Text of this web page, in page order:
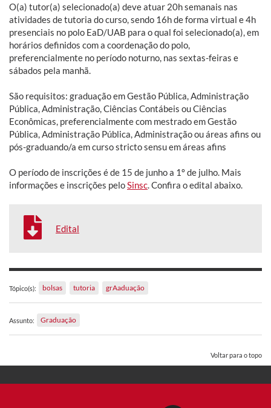
O(a) tutor(a) selecionado(a) deve atuar 20h semanais nas
atividades de tutoria do curso, sendo 16h de forma virtual e 4h
presenciais no polo EaD/UAB para o qual foi selecionado(a), em
horários definidos com a coordenação do polo,
preferencialmente no período noturno, nas sextas-feiras e
sábados pela manhã.
São requisitos: graduação em Gestão Pública, Administração
Pública, Administração, Ciências Contábeis ou Ciências
Econômicas, preferencialmente com mestrado em Gestão
Pública, Administração Pública, Administração ou áreas afins ou
pós-graduando/a em curso stricto sensu em áreas afins
O período de inscrições é de 15 de junho a 1º de julho. Mais
informações e inscrições pelo Sinsc . Confira o edital abaixo.
Edital
Tópico(s): bolsas tutoria grAaduação
Assunto: Graduação
Voltar para o topo